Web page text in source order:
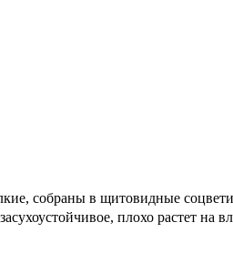
собраны в щитовидные
плохо растет на